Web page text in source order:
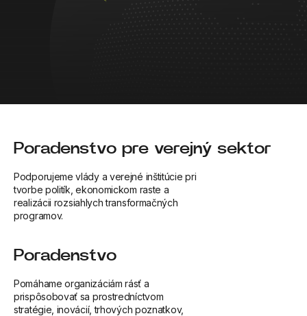
Poradenstvo pre verejný sektor
Podporujeme vlády a verejné inštitúcie pri
tvorbe politík, ekonomickom raste a
realizácii rozsiahlych transformačných
programov.
Poradenstvo
Pomáhame organizáciám rásť a
prispôsobovať sa prostredníctvom
stratégie, inovácií, trhových poznatkov,